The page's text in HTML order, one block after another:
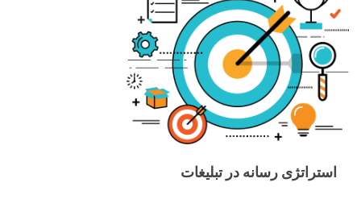
استراتژی رسانه در تبلیغات